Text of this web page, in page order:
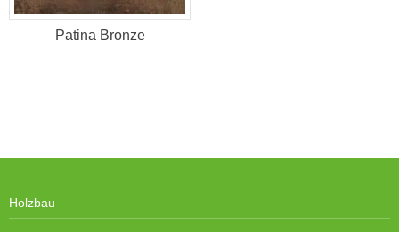
Patina Bronze
Holzbau